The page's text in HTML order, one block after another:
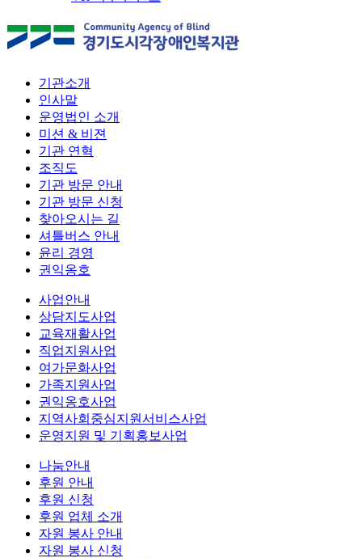
기관소개
인사말
운영법인 소개
미션 & 비젼
기관 연혁
조직도
기관 방문 안내
기관 방문 신청
찾아오시는 길
셔틀버스 안내
윤리 경영
권익옹호
사업안내
상담지도사업
교육재활사업
직업지원사업
여가문화사업
가족지원사업
권익옹호사업
지역사회중심지원서비스사업
운영지원 및 기획홍보사업
나눔안내
후원 안내
후원 신청
후원 업체 소개
자원 봉사 안내
자원 봉사 신청